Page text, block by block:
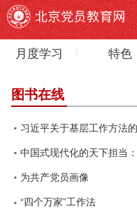
月度学习 特色
图书在线
习近平关于基层工作方法
中国式现代化的天下担当
为共产党员画像
“四个万家”工作法